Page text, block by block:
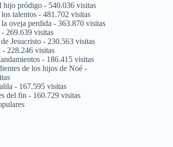
hijo pródigo - 540.036 visitas
talentos - 481.702 visitas
oveja perdida - 363.870 visitas
- 269.639 visitas
Jesucristo - 230.563 visitas
- 228.246 visitas
- 186.415 visitas
de los hijos de Noé -
- 167.595 visitas
del fin - 160.729 visitas